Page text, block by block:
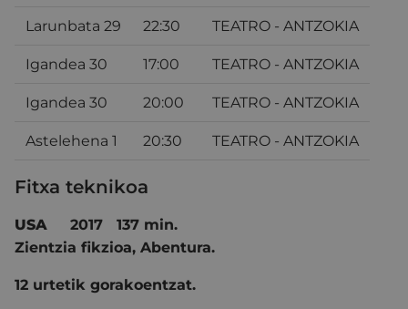
Larunbata 29 22:30 TEATRO - ANTZOKIA
Igandea 30 17:00 TEATRO - ANTZOKIA
Igandea 30 20:00 TEATRO - ANTZOKIA
Astelehena 1 20:30 TEATRO - ANTZOKIA
Fitxa teknikoa
USA
2017 137 min.
Zientzia fikzioa, Abentura.
12 urtetik gorakoentzat.